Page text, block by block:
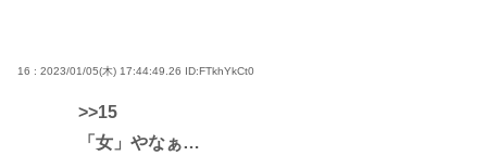
16 : 2023/01/05(木) 17:44:49.26 ID:FTkhYkCt0
>>15
「女」やなぁ…